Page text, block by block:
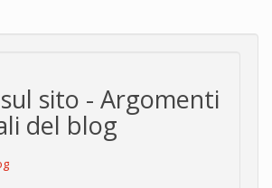
sito - Argomenti
del blog